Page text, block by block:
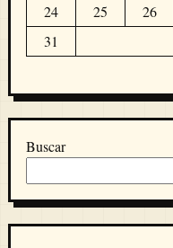
24
25 26
31
Buscar